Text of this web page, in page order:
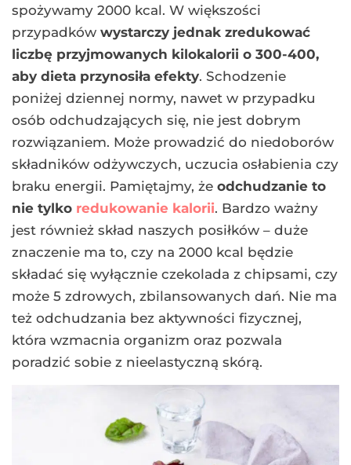
spożywamy 2000 kcal. W większości
przypadków wystarczy jednak zredukować
liczbę przyjmowanych kilokalorii o 300-400,
aby dieta przynosiła efekty. Schodzenie
poniżej dziennej normy, nawet w przypadku
osób odchudzających się, nie jest dobrym
rozwiązaniem. Może prowadzić do niedoborów
składników odżywczych, uczucia osłabienia czy
braku energii. Pamiętajmy, że odchudzanie to
nie tylko redukowanie kalorii. Bardzo ważny
jest również skład naszych posiłków – duże
znaczenie ma to, czy na 2000 kcal będzie
składać się wyłącznie czekolada z chipsami, czy
może 5 zdrowych, zbilansowanych dań. Nie ma
też odchudzania bez aktywności fizycznej,
która wzmacnia organizm oraz pozwala
poradzić sobie z nieelastyczną skórą.